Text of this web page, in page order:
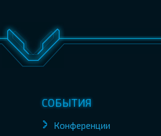
СОБЫТИЯ
Конференции